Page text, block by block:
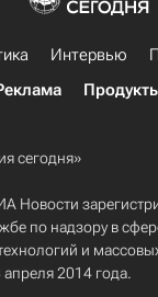
Интервью
сегодня»
Новости
по надзору в
и
2014 года.